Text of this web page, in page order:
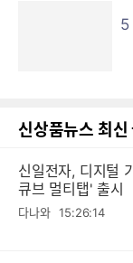
5
신상품뉴스 최신
신일전자, 디지털
큐브 멀티탭' 출시
다나와 15:26:14